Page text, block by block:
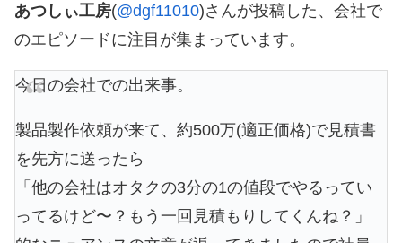
あつしぃ工房(@dgf11010)さんが投稿した、会社で
のエピソードに注目が集まっています。
今日の会社での出来事。
製品製作依頼が来て、約500万(適正価格)で見積書
を先方に送ったら
「他の会社はオタクの3分の1の値段でやるってい
ってるけど〜？もう一回見積もりしてくんね？」